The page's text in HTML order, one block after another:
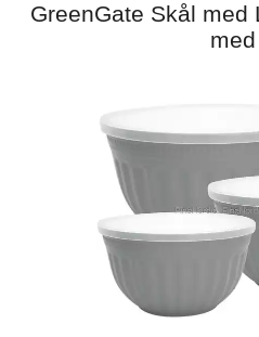
GreenGate Skål